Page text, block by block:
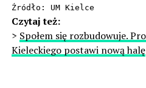
Źródło: UM Kielce
Czytaj też:
> Społem się rozbudowuje.
Kieleckiego postawi nową halę